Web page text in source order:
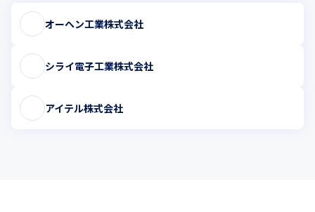
オーヘン工業株式会社
シライ電子工業株式会社
アイテル株式会社